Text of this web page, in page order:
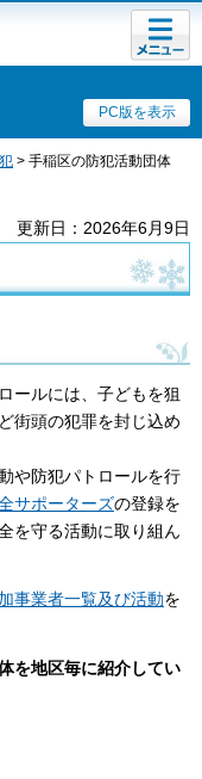
PC版を表示
メニュ
ー
> 手稲区の防犯活動団体
更新日：2026年6月9日
ールには、子どもを狙
街頭の犯罪を封じ込め
や防犯パトロールを行
サポーターズの登録を
を守る活動に取り組ん
事業者一覧及び活動を
を地区毎に紹介してい